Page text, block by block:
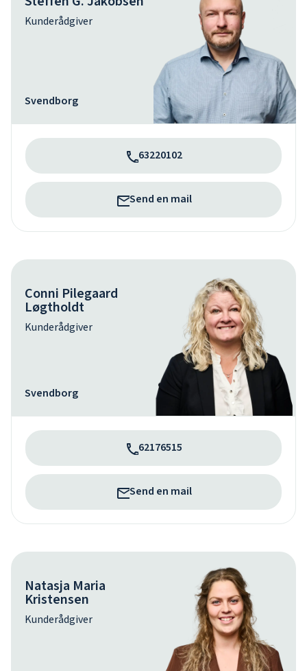
Kunderådgiver
Svendborg
63220102
Send en mail
Conni Pilegaard
Løgtholdt
Kunderådgiver
Svendborg
62176515
Send en mail
Natasja Maria
Kristensen
Kunderådgiver